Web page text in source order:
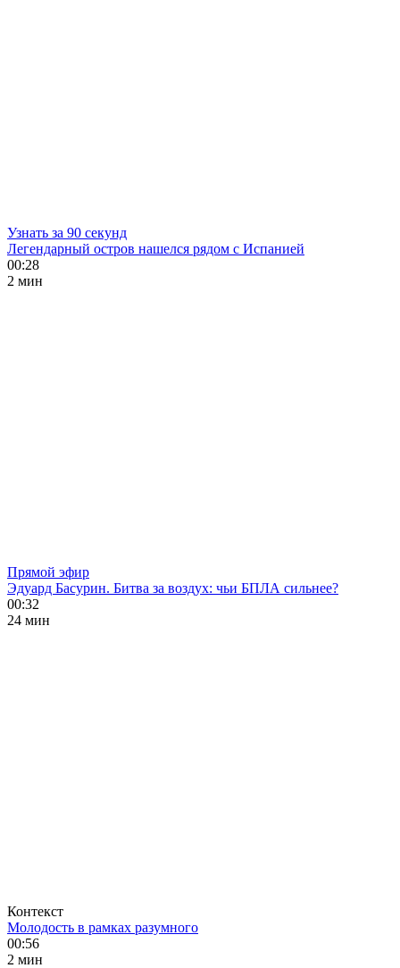
Узнать за 90 секунд
Легендарный остров нашелся рядом с Испанией
00:28
2 мин
Прямой эфир
Эдуард Басурин. Битва за воздух: чьи БПЛА сильнее?
00:32
24 мин
Контекст
Молодость в рамках разумного
00:56
2 мин